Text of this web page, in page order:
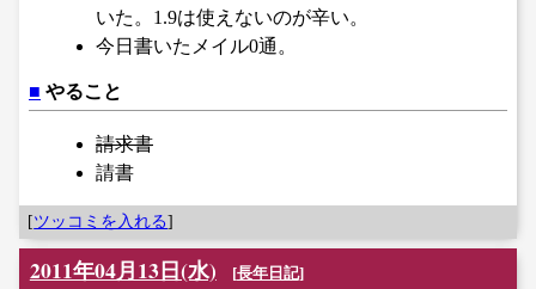
いた。1.9は使えないのが辛い。
今日書いたメイル0通。
■ やること
請求書
請書
[ツッコミを入れる]
2011年04月13日(水) [長年日記]